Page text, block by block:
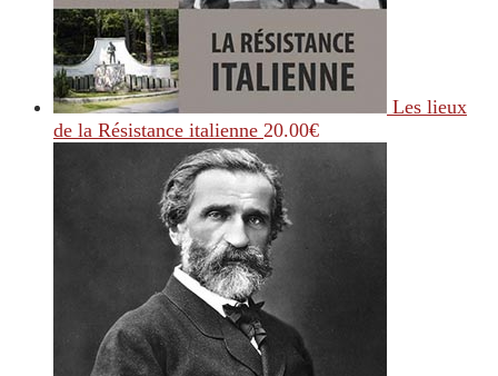
Les lieux
de la Résistance italienne 20.00€